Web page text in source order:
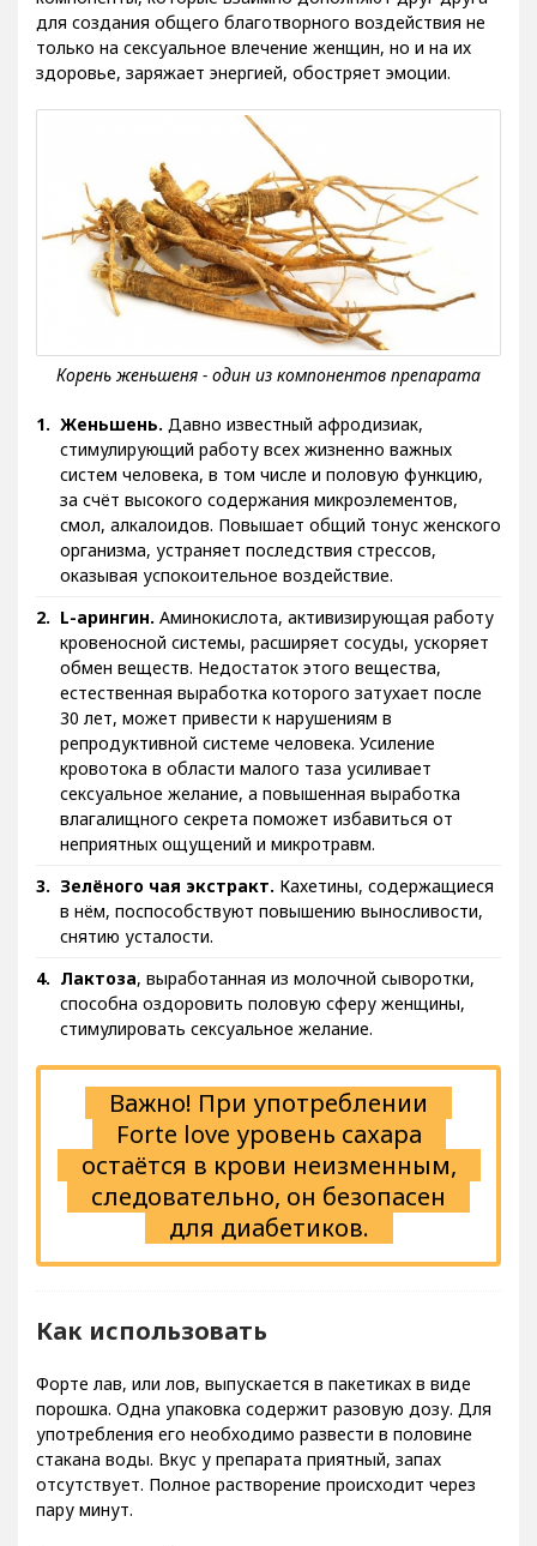
для создания общего благотворного воздействия не
только на сексуальное влечение женщин, но и на их
здоровье, заряжает энергией, обостряет эмоции.
Женьшень. Давно известный афродизиак,
стимулирующий работу всех жизненно важных
систем человека, в том числе и половую функцию,
за счёт высокого содержания микроэлементов,
смол, алкалоидов. Повышает общий тонус женского
организма, устраняет последствия стрессов,
оказывая успокоительное воздействие.
L-арингин. Аминокислота, активизирующая работу
кровеносной системы, расширяет сосуды, ускоряет
обмен веществ. Недостаток этого вещества,
естественная выработка которого затухает после
30 лет, может привести к нарушениям в
репродуктивной системе человека. Усиление
кровотока в области малого таза усиливает
сексуальное желание, а повышенная выработка
влагалищного секрета поможет избавиться от
неприятных ощущений и микротравм.
Зелёного чая экстракт. Кахетины, содержащиеся
в нём, поспособствуют повышению выносливости,
снятию усталости.
Лактоза, выработанная из молочной сыворотки,
способна оздоровить половую сферу женщины,
стимулировать сексуальное желание.
Важно! При употреблении
Forte love уровень сахара
остаётся в крови неизменным,
следовательно, он безопасен
для диабетиков.
Как использовать
Форте лав, или лов, выпускается в пакетиках в виде
порошка. Одна упаковка содержит разовую дозу. Для
употребления его необходимо развести в половине
стакана воды. Вкус у препарата приятный, запах
отсутствует. Полное растворение происходит через
пару минут.